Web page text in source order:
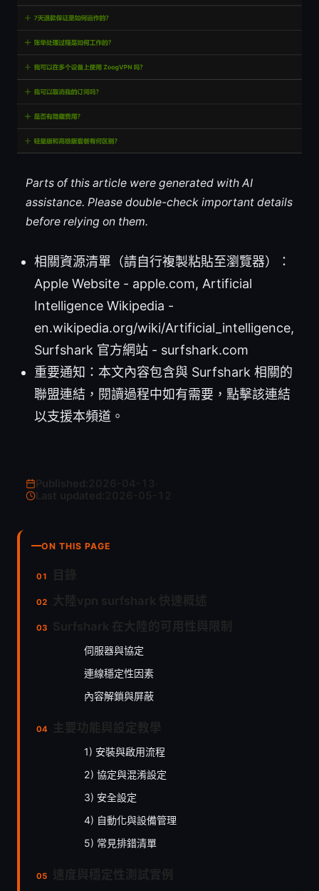
Parts of this article were generated with AI
assistance. Please double-check important details
before relying on them.
相關資源清單（請自行複製粘貼至瀏覽器）：
Apple Website - apple.com, Artificial
Intelligence Wikipedia -
en.wikipedia.org/wiki/Artificial_intelligence,
Surfshark 官方網站 - surfshark.com
重要通知：本文內容包含與 Surfshark 相關的
聯盟連結，閱讀過程中如有需要，點擊該連結
以支援本頻道。
Last updated:
ON THIS PAGE
伺服器與協定
連線穩定性因素
內容解鎖與屏蔽
1) 安裝與啟用流程
2) 協定與混淆設定
3) 安全設定
4) 自動化與設備管理
5) 常見排錯清單